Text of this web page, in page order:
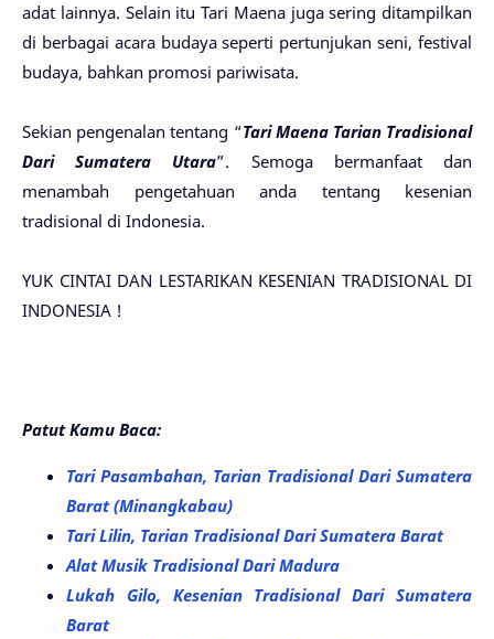
adat lainnya. Selain itu Tari Maena juga sering ditampilkan
di berbagai acara budaya seperti pertunjukan seni, festival
budaya, bahkan promosi pariwisata.
Sekian pengenalan tentang “Tari Maena Tarian Tradisional
Dari Sumatera Utara”. Semoga bermanfaat dan
menambah pengetahuan anda tentang kesenian
tradisional di Indonesia.
YUK CINTAI DAN LESTARIKAN KESENIAN TRADISIONAL DI
INDONESIA !
Patut Kamu Baca:
Tari Pasambahan, Tarian Tradisional Dari Sumatera
Barat (Minangkabau)
Tari Lilin, Tarian Tradisional Dari Sumatera Barat
Alat Musik Tradisional Dari Madura
Lukah Gilo, Kesenian Tradisional Dari Sumatera
Barat